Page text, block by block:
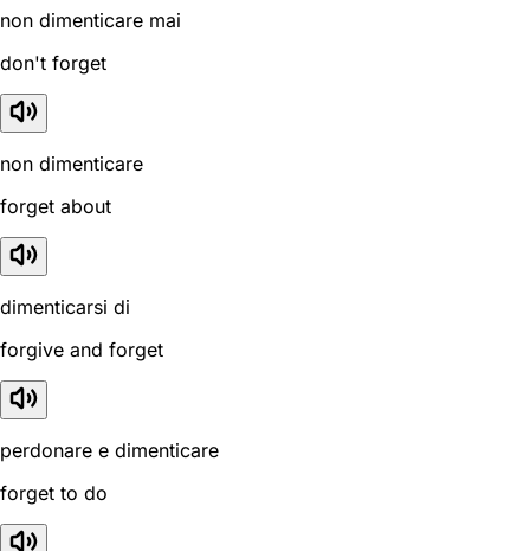
non dimenticare mai
don't forget
non dimenticare
forget about
dimenticarsi di
forgive and forget
perdonare e dimenticare
forget to do